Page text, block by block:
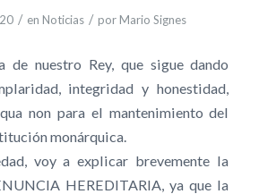
/ en Noticias / por Mario Signes
de nuestro Rey, que sigue dando
integridad y honestidad,
non para el mantenimiento del
monárquica.
voy a explicar brevemente la
HEREDITARIA, ya que la